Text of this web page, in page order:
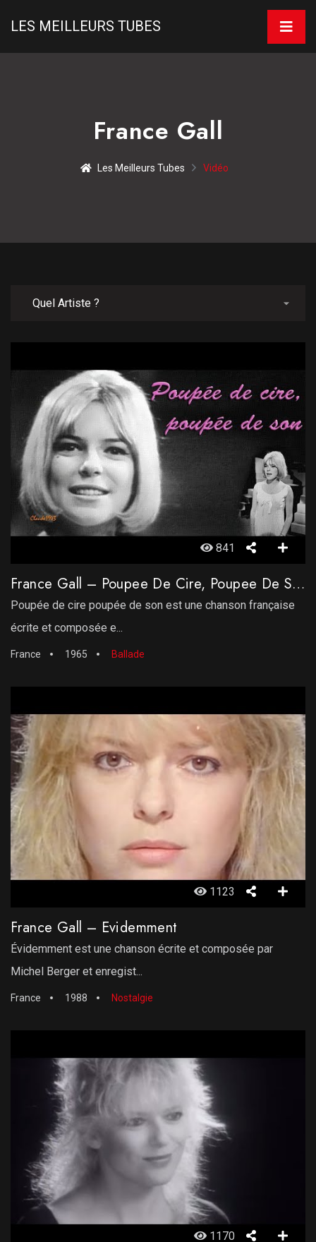
LES MEILLEURS TUBES
France Gall
Les Meilleurs Tubes Vidéo
841
France Gall – Poupee De Cire, Poupee De Son
Poupée de cire poupée de son est une chanson française
écrite et composée e...
France 1965 Ballade
1123
France Gall – Evidemment
Évidemment est une chanson écrite et composée par
Michel Berger et enregist...
France 1988 Nostalgie
1170